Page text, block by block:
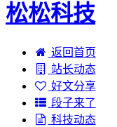
松松科技
返回首页
站长动态
好文分享
段子来了
科技动态